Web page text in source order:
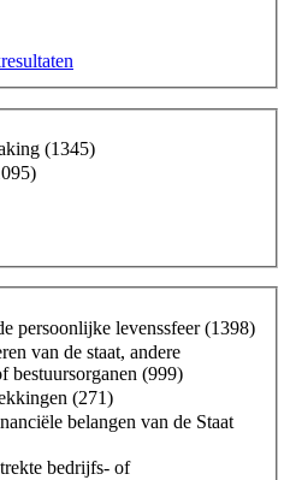
(1345)
persoonlijke levenssfeer (1398)
van de staat, andere
bestuursorganen (999)
(271)
belangen van de Staat
bedrijfs- of